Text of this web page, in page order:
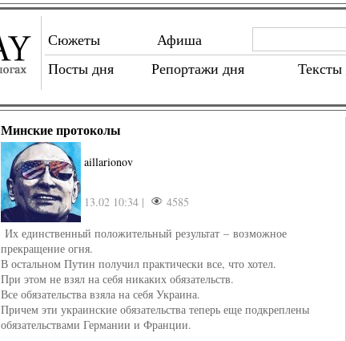
Сюжеты
Афиша
Посты дня
Репортажи дня Тексты
Минские протоколы
aillarionov
13.02 10:34 | 4585
Их единственный положительный результат – возможное
прекращение огня.
В остальном Путин получил практически все, что хотел.
При этом не взял на себя никаких обязательств.
Все обязательства взяла на себя Украина.
Причем эти украинские обязательства теперь еще подкреплены
обязательствами Германии и Франции.